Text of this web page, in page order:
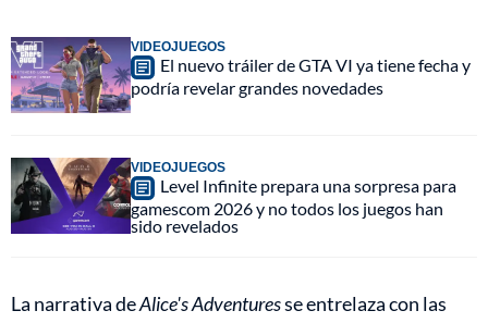
VIDEOJUEGOS
El nuevo tráiler de GTA VI ya tiene fecha y
podría revelar grandes novedades
VIDEOJUEGOS
Level Infinite prepara una sorpresa para
gamescom 2026 y no todos los juegos han
sido revelados
La narrativa deAlice's Adventuresse entrelaza con las